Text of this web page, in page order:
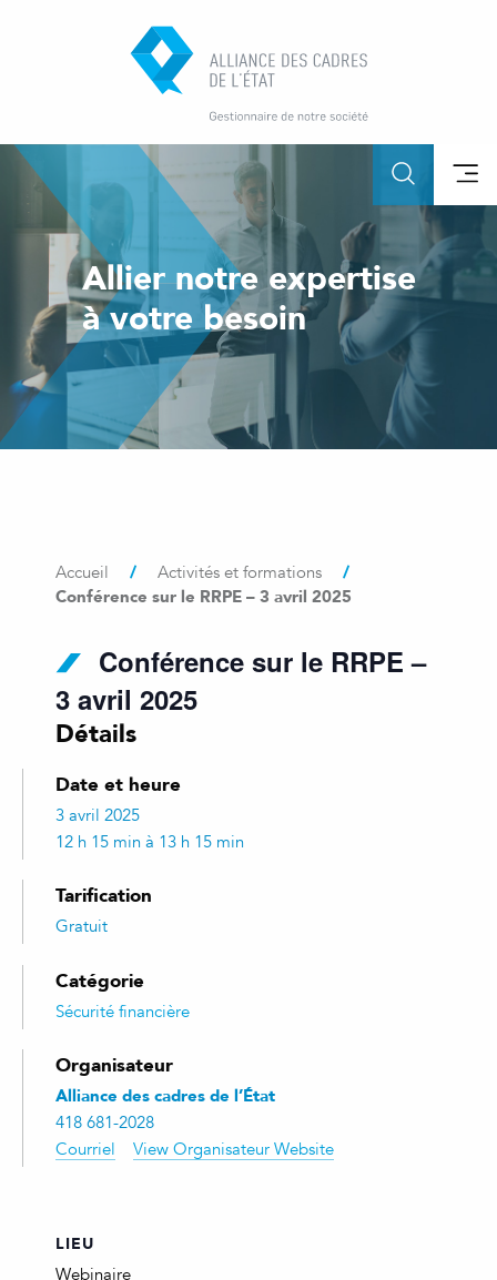
Allier notre expertise
à votre besoin
Accueil / Activités et formations
/
Conférence sur le RRPE – 3 avril 2025
Conférence sur le RRPE –
3 avril 2025
Détails
Date et heure
3 avril 2025
12 h 15 min à 13 h 15 min
Tarification
Gratuit
Catégorie
Sécurité financière
Organisateur
Alliance des cadres de l’État
418 681-2028
Courriel
View Organisateur Website
LIEU
Webinaire